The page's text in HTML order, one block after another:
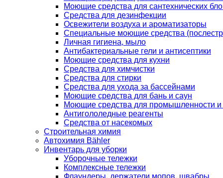
Моющие средства для сантехнических
Средства для дезинфекции
Освежители воздуха и ароматизаторы
Специальные моющие средства
Личная гигиена, мыло
Антибактериальные гели и антисептики
Моющие средства для кухни
Средства для химчистки
Средства для стирки
Средства для ухода за бассейнами
Моющие средства для бань и саун
Моющие средства для промышленности и
Антигололедные реагенты
Средства от насекомых
Строительная химия
Автохимия Bähler
Инвентарь для уборки
Уборочные тележки
Комплексные тележки
Флаундеры, держатели мопов, швабры